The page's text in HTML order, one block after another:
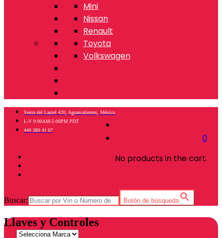
Mini
Nissan
Renault
Toyota
Volkswagen
0
No products in the cart.
Sierra del Laurel 420, Aguascalientes, México
L-V 9:00AM-5:00PM PDT
449 389 41 67
Buscar: Botón de búsqueda
Llaves y Controles